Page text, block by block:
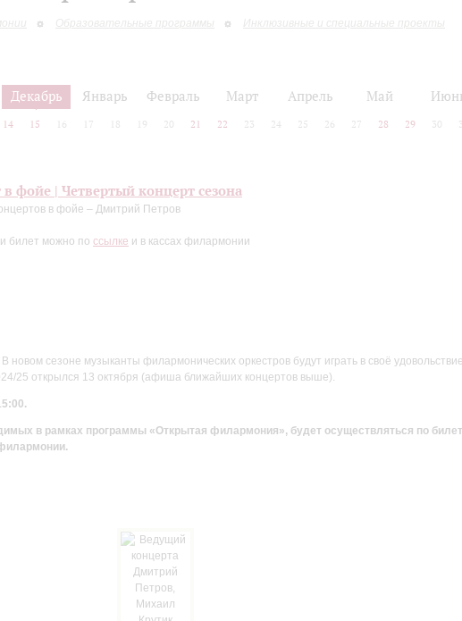
Образовательные программы Инклюзивные и специальные проекты
Декабрь Январь Февраль Март Апрель Май
14 15 16 17 18 19 20 21 22 23 24 25 26 27 28 29 30 31
фойе | Четвертый концерт сезона
в фойе – Дмитрий Петров
билет можно по ссылке и в кассах филармонии
сезоне музыканты филармонических оркестров будут играть в своё удовольствие
25 открылся 13 октября (афиша ближайших концертов выше).
в рамках программы «Открытая филармония», будет осуществляться по